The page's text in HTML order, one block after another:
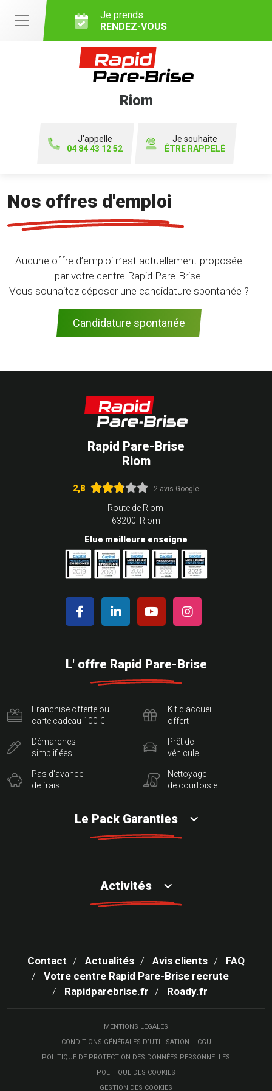
Je prends
RENDEZ-VOUS
Riom
J'appelle
04 84 43 12 52
Je souhaite
ÊTRE RAPPELÉ
Nos offres d'emploi
Aucune offre d’emploi n’est actuellement proposée
par votre centre Rapid Pare-Brise.
Vous souhaitez déposer une candidature spontanée ?
Candidature spontanée
Rapid Pare-Brise
Riom
2,8 2 avis Google
Route de Riom
63200 Riom
Elue meilleure enseigne
L' offre Rapid Pare-Brise
Franchise offerte ou
carte cadeau 100 €
Démarches
simplifiées
Pas d'avance
de frais
Kit d'accueil
offert
Prêt de
véhicule
Nettoyage
de courtoisie
Le Pack Garanties
Activités
Contact Actualités Avis clients
FAQ
Votre centre Rapid Pare-Brise recrute
Rapidparebrise.fr
Roady.fr
MENTIONS LÉGALES
CONDITIONS GÉNÉRALES D’UTILISATION – CGU
POLITIQUE DE PROTECTION DES DONNÉES PERSONNELLES
POLITIQUE DES COOKIES
GESTION DES COOKIES